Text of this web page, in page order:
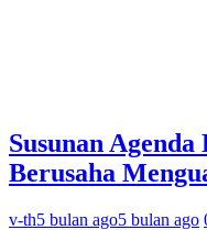
Susunan
Berusaha
v-th5 bulan ago5 bulan ago